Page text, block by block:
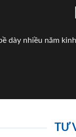
dày nhiều năm
TƯ